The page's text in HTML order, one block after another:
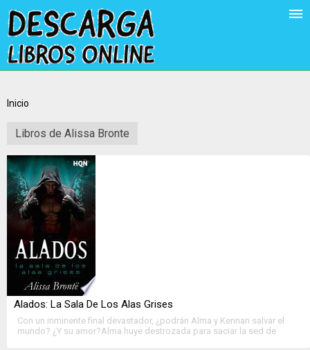
Inicio
Libros de Alissa Bronte
Alados: La Sala De Los Alas Grises
Con un inminente final devastador, ¿podrán Alma y Kennan salvar el
mundo? ¿Y su amor?Alma huye destrozada para saciar la sed de